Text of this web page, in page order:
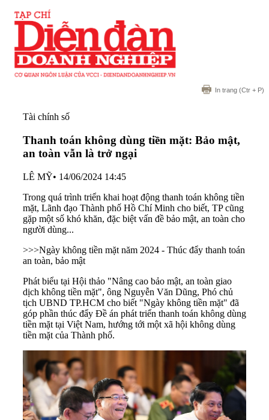
In trang (Ctr + P)
Tài chính số
Thanh toán không dùng tiền mặt: Bảo mật,
an toàn vẫn là trở ngại
LÊ MỸ• 14/06/2024 14:45
Trong quá trình triển khai hoạt động thanh toán không tiền
mặt, Lãnh đạo Thành phố Hồ Chí Minh cho biết, TP cũng
gặp một số khó khăn, đặc biệt vấn đề bảo mật, an toàn cho
người dùng...
>>>Ngày không tiền mặt năm 2024 - Thúc đẩy thanh toán
an toàn, bảo mật
Phát biểu tại Hội thảo "Nâng cao bảo mật, an toàn giao
dịch không tiền mặt", ông Nguyễn Văn Dũng, Phó chủ
tịch UBND TP.HCM cho biết "Ngày không tiền mặt" đã
góp phần thúc đẩy Đề án phát triển thanh toán không dùng
tiền mặt tại Việt Nam, hướng tới một xã hội không dùng
tiền mặt của Thành phố.